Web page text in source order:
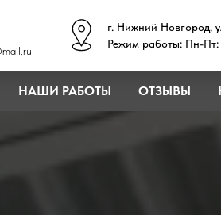
г. Нижний Новгород,
Режим работы: Пн-Пт:
НАШИ РАБОТЫ ОТЗЫВЫ